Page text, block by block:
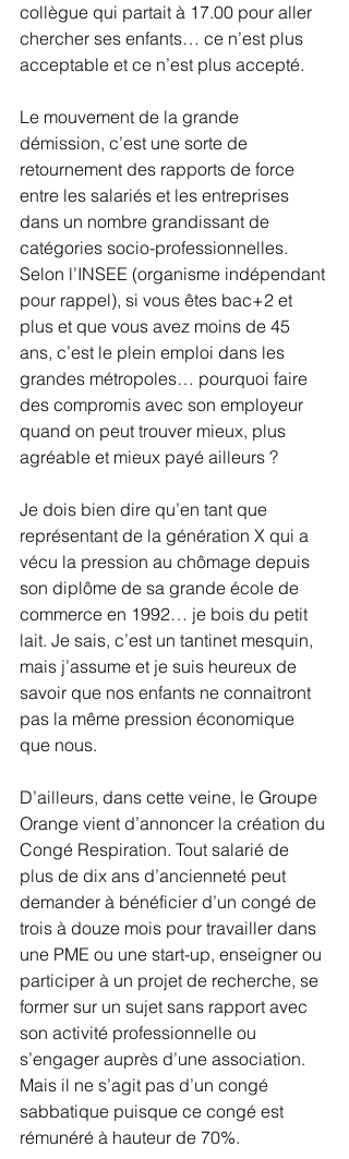
collègue qui partait à 17.00 pour aller
chercher ses enfants… ce n’est plus
acceptable et ce n’est plus accepté.
Le mouvement de la grande
démission, c’est une sorte de
retournement des rapports de force
entre les salariés et les entreprises
dans un nombre grandissant de
catégories socio-professionnelles.
Selon l’INSEE (organisme indépendant
pour rappel), si vous êtes bac+2 et
plus et que vous avez moins de 45
ans, c’est le plein emploi dans les
grandes métropoles… pourquoi faire
des compromis avec son employeur
quand on peut trouver mieux, plus
agréable et mieux payé ailleurs ?
Je dois bien dire qu’en tant que
représentant de la génération X qui a
vécu la pression au chômage depuis
son diplôme de sa grande école de
commerce en 1992… je bois du petit
lait. Je sais, c’est un tantinet mesquin,
mais j’assume et je suis heureux de
savoir que nos enfants ne connaitront
pas la même pression économique
que nous.
D’ailleurs, dans cette veine, le Groupe
Orange vient d’annoncer la création du
Congé Respiration. Tout salarié de
plus de dix ans d’ancienneté peut
demander à bénéficier d’un congé de
trois à douze mois pour travailler dans
une PME ou une start-up, enseigner ou
participer à un projet de recherche, se
former sur un sujet sans rapport avec
son activité professionnelle ou
s’engager auprès d’une association.
Mais il ne s’agit pas d’un congé
sabbatique puisque ce congé est
rémunéré à hauteur de 70%.